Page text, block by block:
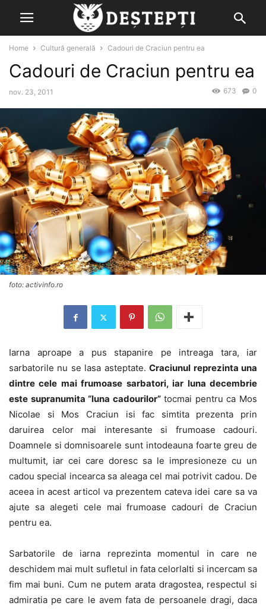
Home Cultură generală Cadouri de Craciun pentru ea
Cadouri de Craciun pentru ea
nov. 23, 2011 0
673
foto: activinfo.ro
Iarna aproape a pus stapanire pe intreaga tara, iar
sarbatorile nu se lasa asteptate.Craciunul reprezinta una
dintre cele mai frumoase sarbatori, iar luna decembrie
este supranumita “luna cadourilor”tocmai pentru ca Mos
Nicolae si Mos Craciun isi fac simtita prezenta prin
daruirea celor mai interesante si frumoase cadouri.
Doamnele si domnisoarele sunt intodeauna foarte greu de
multumit, iar cei care doresc sa le impresioneze cu un
cadou special incearca sa aleaga cel mai potrivit cadou. De
aceea in acest articol va prezentem cateva idei care sa va
ajute sa alegeti cele mai frumoase cadouri de Craciun
pentru ea.
Sarbatorile de iarna reprezinta momentul in care ne
deschidem mai mult sufletul in fata celorlalti si incercam sa
fim mai buni. Cum ne putem arata dragostea, respectul si
admiratia pe care le avem fata de persoanele dragi, daca